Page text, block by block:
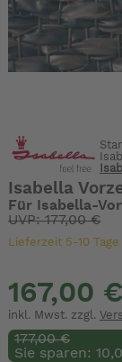
Isabella
Für Isabella-
UVP: 177,00 €
Lieferzeit 5-10
167,00 €
inkl. Mwst. zzgl.
177,00 €
Sie sparen: